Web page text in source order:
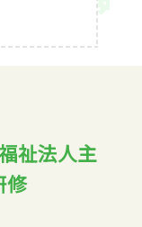
祉法人主
修